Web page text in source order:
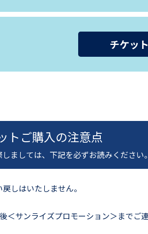
チケッ
トご購入の注意点
ましては、下記を必ずお読みください。
しはいたしません。
サンライズプロモーション＞までご連